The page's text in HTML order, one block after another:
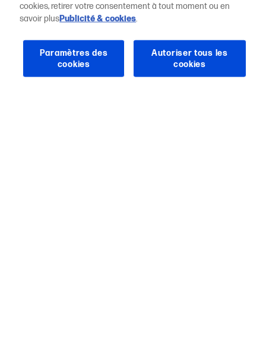
cookies, retirer votre consentement à tout moment ou en
savoir plusPublicité & cookies.
Paramètres des
cookies
Autoriser tous les
cookies